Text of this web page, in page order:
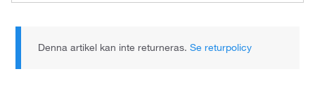
Denna artikel kan inte returneras.Se returpolicy